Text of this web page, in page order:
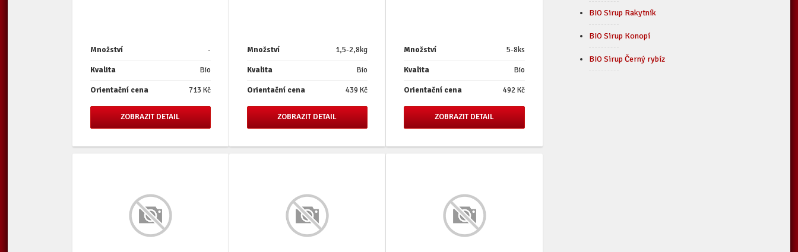
Množství -
Kvalita Bio
Orientační cena 713 Kč
ZOBRAZIT DETAIL
Množství 1,5-2,8kg
Kvalita Bio
Orientační cena 439 Kč
ZOBRAZIT DETAIL
Množství 5-8ks
Kvalita Bio
Orientační cena 492 Kč
ZOBRAZIT DETAIL
BIO Sirup Rakytník
BIO Sirup Konopí
BIO Sirup Černý rybíz